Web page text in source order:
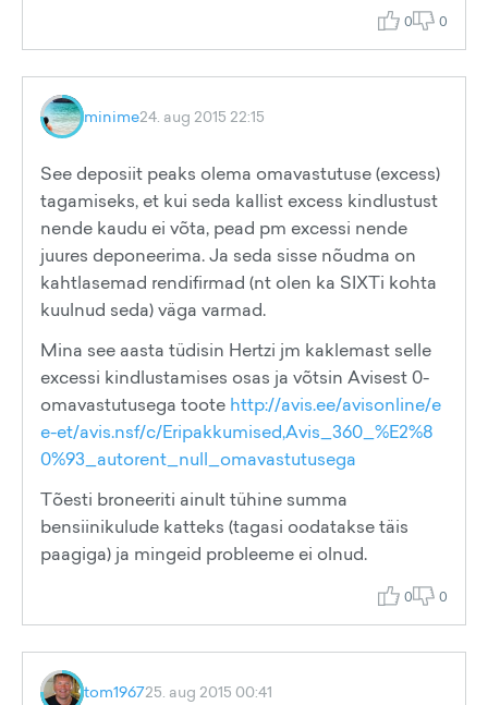
0 0
minime24. aug 2015 22:15
See deposiit peaks olema omavastutuse (excess)
tagamiseks, et kui seda kallist excess kindlustust
nende kaudu ei võta, pead pm excessi nende
juures deponeerima. Ja seda sisse nõudma on
kahtlasemad rendifirmad (nt olen ka SIXTi kohta
kuulnud seda) väga varmad.
Mina see aasta tüdisin Hertzi jm kaklemast selle
excessi kindlustamises osas ja võtsin Avisest 0-
omavastutusega toote http://avis.ee/avisonline/e
e-et/avis.nsf/c/Eripakkumised,Avis_360_%E2%8
0%93_autorent_null_omavastutusega
Tõesti broneeriti ainult tühine summa
bensiinikulude katteks (tagasi oodatakse täis
paagiga) ja mingeid probleeme ei olnud.
0 0
tom196725. aug 2015 00:41